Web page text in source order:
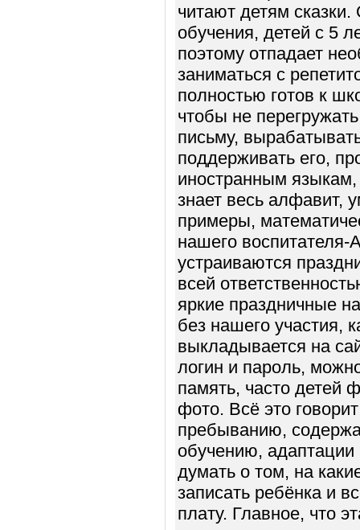
читают детям
обучения, детей с 5
поэтому отпадает
заниматься с
полностью готов к
чтобы не
письму,
поддерживать его,
иностранным
знает весь алфавит,
примеры,
нашего
устраиваются
всей
яркие праздничные
без нашего участия,
выкладывается на
логин и пароль,
память, часто детей
фото. Всё это
пребыванию,
обучению,
думать о том, на
записать ребёнка и
плату. Главное, что